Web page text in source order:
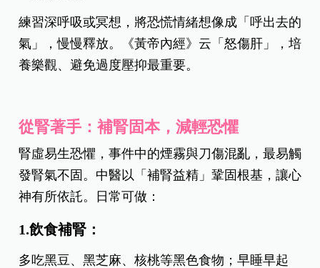
練習深呼吸或冥想，將恐慌情緒想像成「呼出去的
氣」，慢慢釋放。《黃帝內經》云「怒傷肝」，培
養樂觀、避免過度壓抑最重要。
從腎著手：補腎固本，減輕恐懼
腎虛易生恐懼，事件中的煙霧與刀傷混亂，最易觸
發腎氣不固。中醫以「補腎益精」鞏固根基，讓心
神有所依託。
日常可做：
1.飲食補腎：
多吃黑豆、黑芝麻、核桃等黑色食物；早睡早起